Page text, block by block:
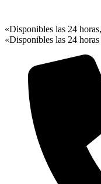
«Disponibles las 24
«Disponibles las 24